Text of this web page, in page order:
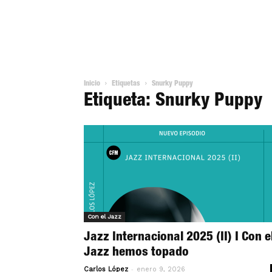
Inicio Etiquetas Snurky Puppy
Etiqueta: Snurky Puppy
Con el Jazz
Jazz Internacional 2025 (II) I Con
Jazz hemos topado
Carlos López - enero 9, 2026